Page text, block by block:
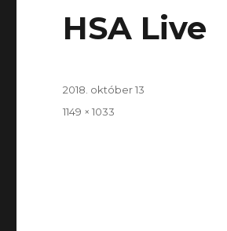
HSA Live
Közzétéve
2018. október 13
Teljes
1149 × 1033